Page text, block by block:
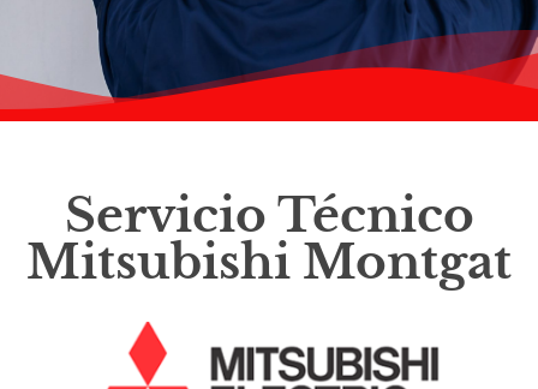
Servicio Técnico
Mitsubishi Montgat